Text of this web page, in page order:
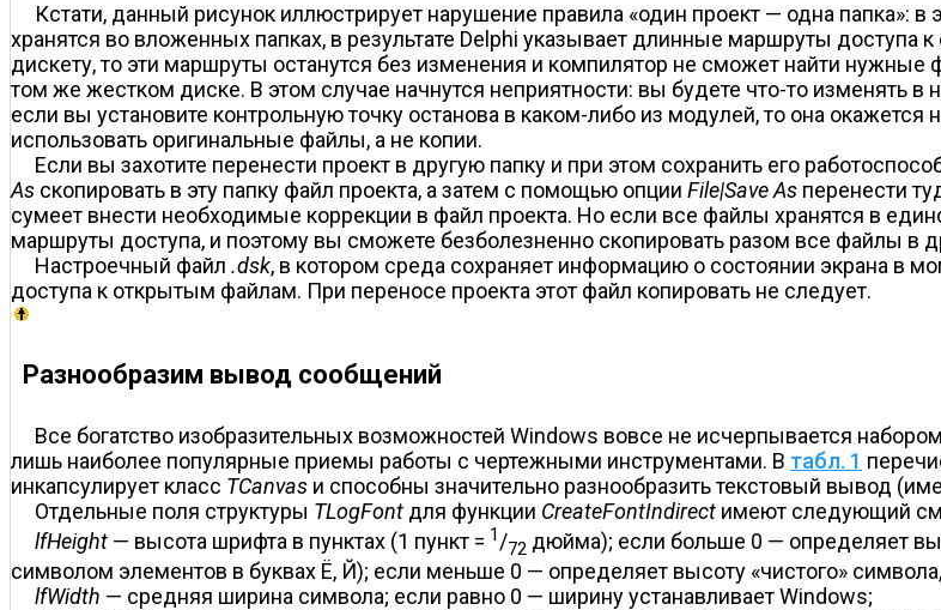
Кстати, данный рисунок иллюстрирует нарушение правила «один проект — одна папка»:
хранятся во вложенных папках, в результате Delphi указывает длинные маршруты доступа
дискету, то эти маршруты останутся без изменения и компилятор не сможет найти
том же жестком диске. В этом случае начнутся неприятности: вы будете что-то изменять в
если вы установите контрольную точку останова в каком-либо из модулей, то она
использовать оригинальные файлы, а не копии.
Если вы захотите перенести проект в другую папку и при этом сохранить его
As скопировать в эту папку файл проекта, а затем с помощью опции File|Save As перенести
сумеет внести необходимые коррекции в файл проекта. Но если все файлы хранятся в
маршруты доступа, и поэтому вы сможете безболезненно скопировать разом все файлы в
Настроечный файл .dsk, в котором среда сохраняет информацию о состоянии экрана в
доступа к открытым файлам. При переносе проекта этот файл копировать не следует.
Разнообразим вывод сообщений
Все богатство изобразительных возможностей Windows вовсе не исчерпывается
лишь наиболее популярные приемы работы с чертежными инструментами. В табл. 1
инкапсулирует класс TCanvas и способны значительно разнообразить текстовый вывод
Отдельные поля структуры TLogFont для функции CreateFontIndirect имеют следующий
lfHeight — высота шрифта в пунктах (1 пункт = 1/72 дюйма); если больше 0 — определяет
символом элементов в буквах Ё, Й); если меньше 0 — определяет высоту «чистого»
lfWidth — средняя ширина символа; если равно 0 — ширину устанавливает Windows;